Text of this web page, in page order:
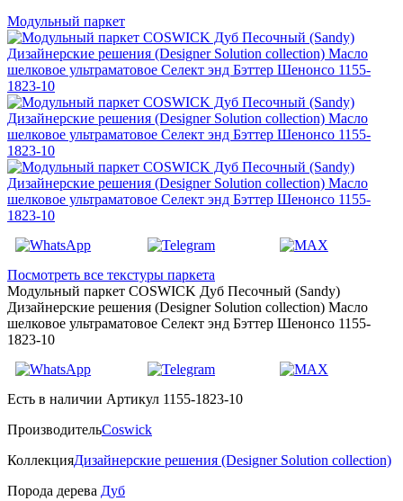
Модульный паркет
Посмотреть все текстуры паркета
Модульный паркет COSWICK Дуб Песочный (Sandy)
Дизайнерские решения (Designer Solution collection) Масло
шелковое ультраматовое Селект энд Бэттер Шенонсо 1155-
1823-10
Есть в наличии Артикул 1155-1823-10
ПроизводительCoswick
КоллекцияДизайнерские решения (Designer Solution collection)
Порода дерева Дуб